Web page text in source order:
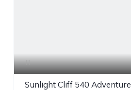
Sunlight Cliff 540 Adventure